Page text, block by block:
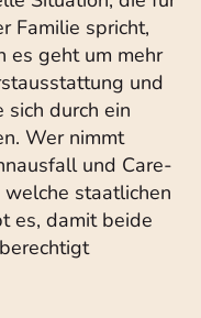
Familie spricht,
es geht um mehr
und
durch ein
Wer nimmt
und Care-
staatlichen
es, damit beide